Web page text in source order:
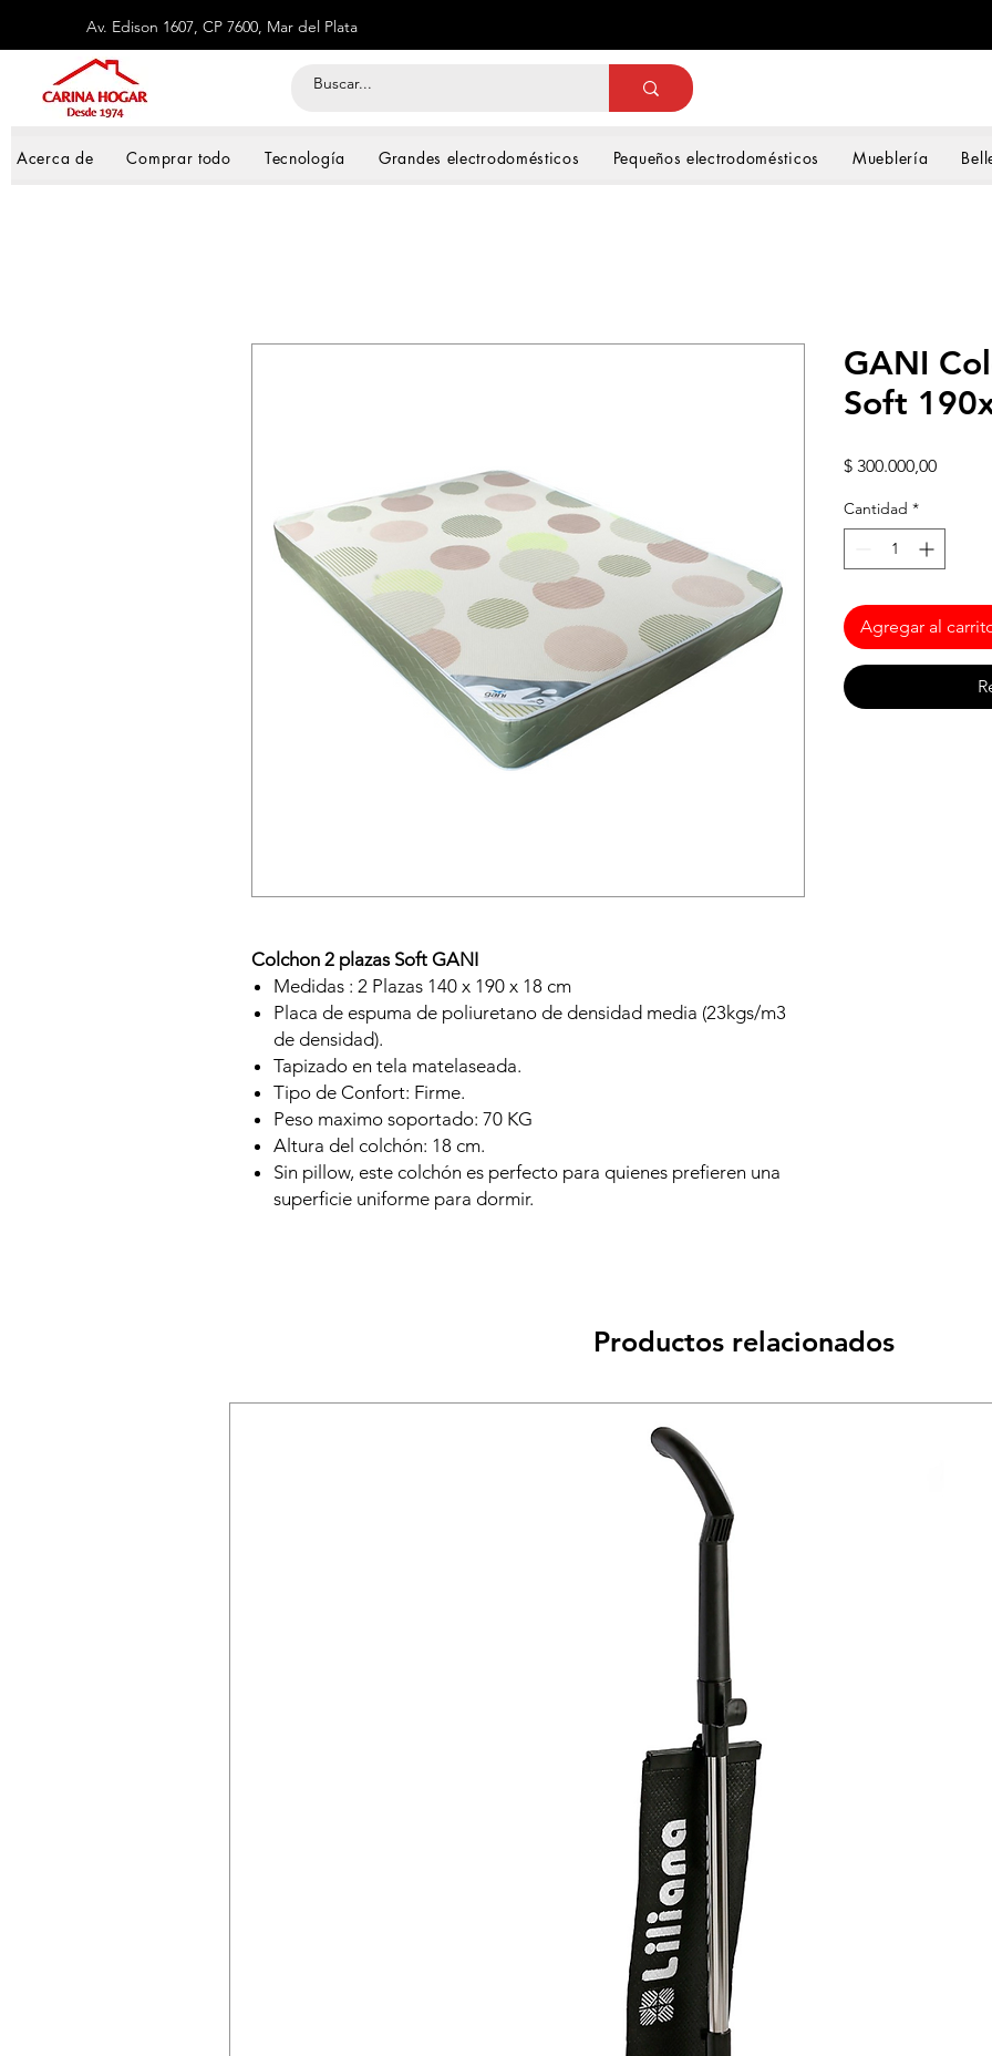
Av. Edison 1607, CP 7600, Mar del Plata
Acerca de Comprar todo Tecnología Grandes electrodomésticos Pequeños electrodomésticos Mueblería
Colchon 2 plazas Soft GANI
Medidas : 2 Plazas 140 x 190 x 18 cm
Placa de espuma de poliuretano de densidad media (23kgs/m3
de densidad).
Tapizado en tela matelaseada.
Tipo de Confort: Firme.
Peso maximo soportado: 70 KG
Altura del colchón: 18 cm.
Sin pillow, este colchón es perfecto para quienes prefieren una
superficie uniforme para dormir.
GANI
Soft
$ 300.000,00Precio
Cantidad *
Agregar al
Productos relacionados